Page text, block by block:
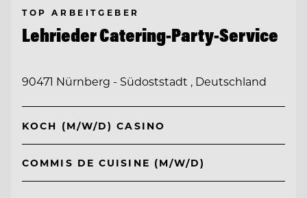
TOP ARBEITGEBER
Lehrieder Catering-Party-Service
90471 Nürnberg - Südoststadt , Deutschland
KOCH (M/W/D) CASINO
COMMIS DE CUISINE (M/W/D)